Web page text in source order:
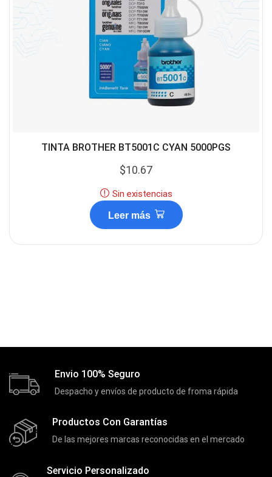
TINTA BROTHER BT5001C CYAN 5000PGS
$10.67
Sin existencias
Leer más
Envio 100% Seguro
Despacho y envíos de producto de froma rápida
Productos Con Garantías
De las mejores marcas reconocidas en el mercado
Servicio Personalizado